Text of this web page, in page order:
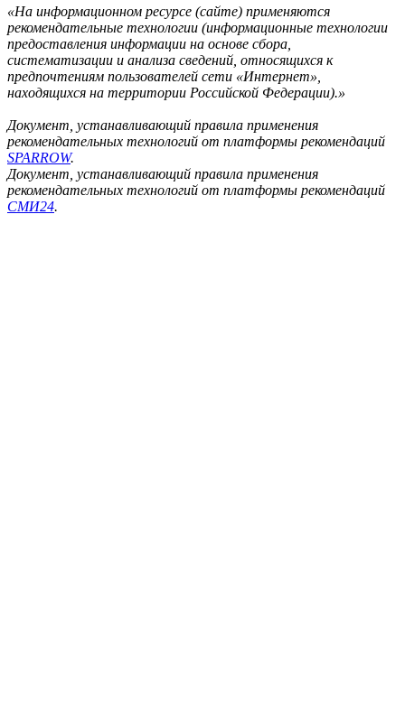
«На информационном ресурсе (сайте) применяются
рекомендательные технологии (информационные технологии
предоставления информации на основе сбора,
систематизации и анализа сведений, относящихся к
предпочтениям пользователей сети «Интернет»,
находящихся на территории Российской Федерации).»
Документ, устанавливающий правила применения
рекомендательных технологий от платформы рекомендаций
SPARROW.
Документ, устанавливающий правила применения
рекомендательных технологий от платформы рекомендаций
СМИ24.